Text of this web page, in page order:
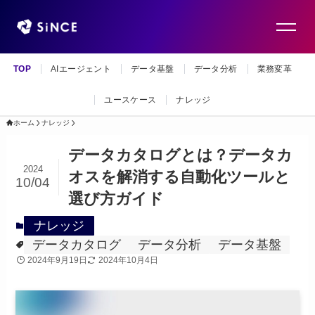
TOP AIエージェント データ基盤 データ分析 業務変革
ユースケース ナレッジ
ホーム ナレッジ
データカタログとは？データカ
オスを解消する自動化ツールと
選び方ガイド
2024
10/04
ナレッジ
データカタログ
データ分析 データ基盤
2024年9月19日 2024年10月4日